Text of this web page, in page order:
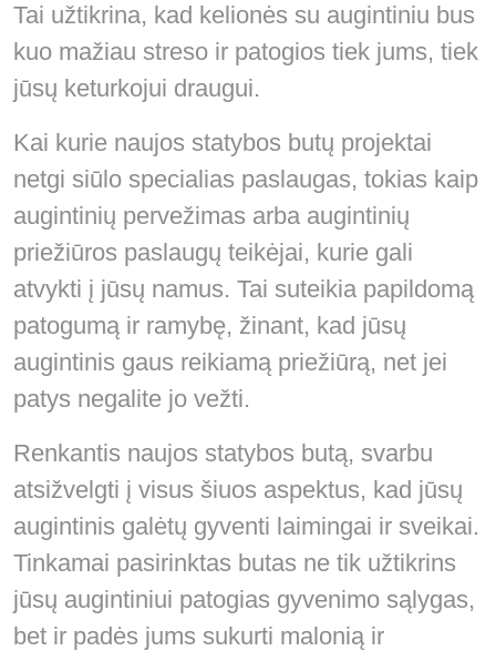
Tai užtikrina, kad kelionės su augintiniu bus
kuo mažiau streso ir patogios tiek jums, tiek
jūsų keturkojui draugui.
Kai kurie naujos statybos butų projektai
netgi siūlo specialias paslaugas, tokias kaip
augintinių pervežimas arba augintinių
priežiūros paslaugų teikėjai, kurie gali
atvykti į jūsų namus. Tai suteikia papildomą
patogumą ir ramybę, žinant, kad jūsų
augintinis gaus reikiamą priežiūrą, net jei
patys negalite jo vežti.
Renkantis naujos statybos butą, svarbu
atsižvelgti į visus šiuos aspektus, kad jūsų
augintinis galėtų gyventi laimingai ir sveikai.
Tinkamai pasirinktas butas ne tik užtikrins
jūsų augintiniui patogias gyvenimo sąlygas,
bet ir padės jums sukurti malonią ir